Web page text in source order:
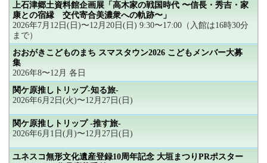
上石津郷土資料館企画展「高木家の戦国時代 〜信長・秀吉・家
康との宿縁 交代寄合美濃衆への軌跡〜」
2026年7月12日(日)〜12月20日(日) 9:30〜17:00（入館は16時30分
まで）
おおがきこどものまち スマスタウン2026 こどもメンバー大募
集
2026年8〜12月 各日
関ケ原推しトリップ-知る旅-
2026年6月2日(火)〜12月27日(日)
関ケ原推しトリップ -推す旅-
2026年6月1日(月)〜12月27日(日)
ユネスコ無形文化遺産登録10周年記念 大垣まつりPRポスター